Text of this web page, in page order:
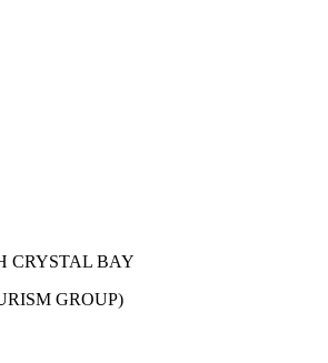
CRYSTAL BAY
GROUP)